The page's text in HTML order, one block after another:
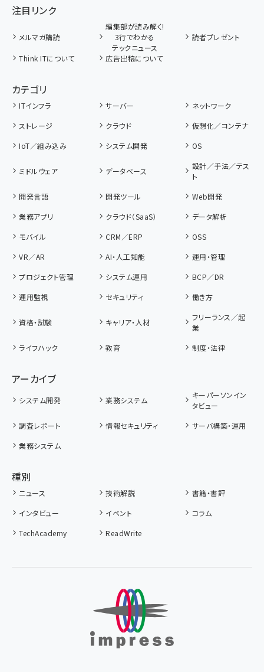
注目リンク
メルマガ購読
編集部が読み解く!
3行でわかる
テックニュース
読者プレゼント
Think ITについて 広告出稿について
カテゴリ
ITインフラ サーバー
ネットワーク
ストレージ
クラウド
仮想化／コンテナ
IoT／組み込み
システム開発 OS
ミドルウェア データベース
設計／手法／テス
ト
開発言語
開発ツール
Web開発
業務アプリ
クラウド（SaaS）
データ解析
モバイル
CRM／ERP
OSS
VR／AR
AI・人工知能
運用・管理
プロジェクト管理
システム運用
BCP／DR
運用監視
セキュリティ 働き方
資格・試験 キャリア・人材
フリーランス／起
業
ライフハック
教育 制度・法律
アーカイブ
システム開発 業務システム
キーパーソンイン
タビュー
調査レポート
情報セキュリティ
サーバ構築・運用
業務システム
種別
ニュース 技術解説
書籍・書評
インタビュー
イベント
コラム
TechAcademy
ReadWrite